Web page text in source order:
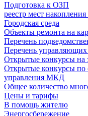
Подготовка к ОЗП
реестр мест накопления
Городская среда
Объекты ремонта на
Перечень
Перечень
Открытые конкурсы на
Открытые конкурсы по
управления МКД
Общее количество
Цены и тарифы
В помощь жителю
Энергосбережение